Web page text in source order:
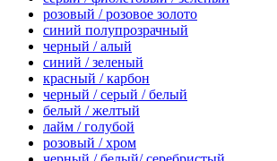
розовый / розовое золото
синий полупрозрачный
черный / алый
синий / зеленый
красный / карбон
черный / серый / белый
белый / желтый
лайм / голубой
розовый / хром